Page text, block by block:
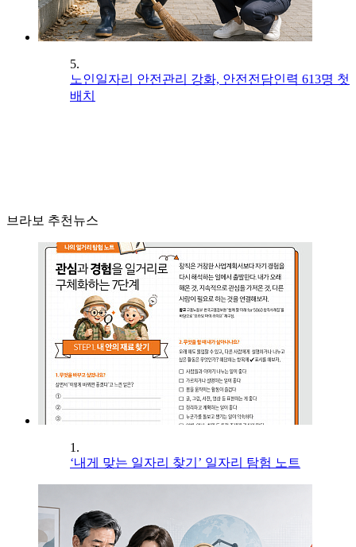
5.
노인일자리 안전관리 강화, 안전전담인력 613명 첫
배치
브라보 추천뉴스
1.
‘내게 맞는 일자리 찾기’ 일자리 탐험 노트